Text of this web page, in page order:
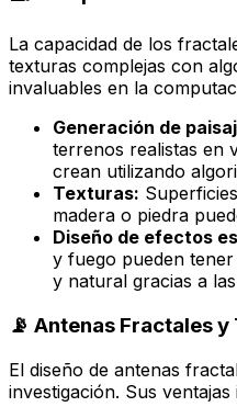
La capacidad de los
texturas complejas con
invaluables en la
Generación de
terrenos realistas en
crean utilizando
Texturas:
madera o piedra
Diseño de efectos
y fuego pueden
y natural gracias a
📡 Antenas Fractales
El diseño de antenas
investigación. Sus ventajas